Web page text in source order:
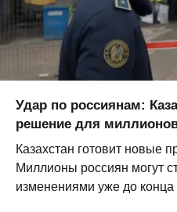
Удар по россиянам:
решение для
Казахстан готовит новые
Миллионы россиян могут
изменениями уже до конца